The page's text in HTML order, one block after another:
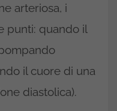
arteriosa, i
punti: quando il
il cuore di una
diastolica).